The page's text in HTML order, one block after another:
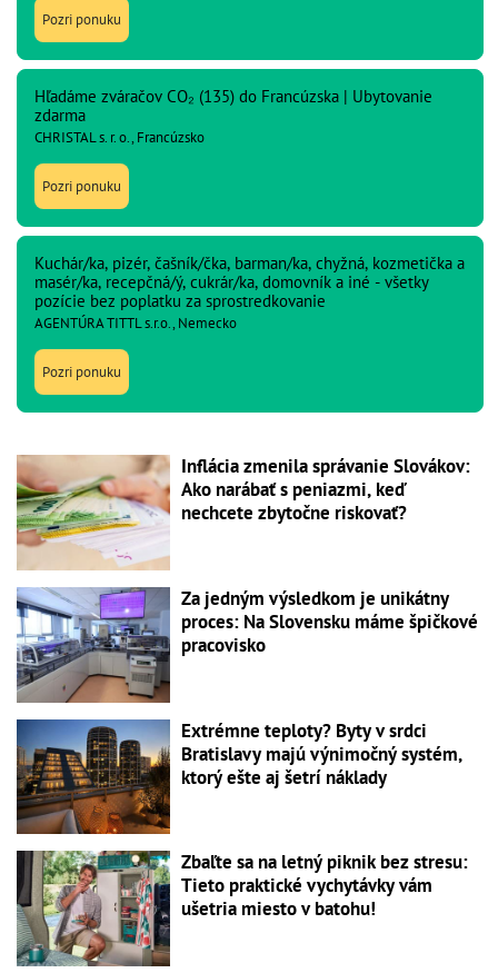
Pozri ponuku
Hľadáme zváračov CO₂ (135) do Francúzska | Ubytovanie
zdarma
CHRISTAL s. r. o., Francúzsko
Pozri ponuku
Kuchár/ka, pizér, čašník/čka, barman/ka, chyžná, kozmetička a
masér/ka, recepčná/ý, cukrár/ka, domovník a iné - všetky
pozície bez poplatku za sprostredkovanie
AGENTÚRA TITTL s.r.o., Nemecko
Pozri ponuku
Inflácia zmenila správanie Slovákov:
Ako narábať s peniazmi, keď
nechcete zbytočne riskovať?
Za jedným výsledkom je unikátny
proces: Na Slovensku máme špičkové
pracovisko
Extrémne teploty? Byty v srdci
Bratislavy majú výnimočný systém,
ktorý ešte aj šetrí náklady
Zbaľte sa na letný piknik bez stresu:
Tieto praktické vychytávky vám
ušetria miesto v batohu!